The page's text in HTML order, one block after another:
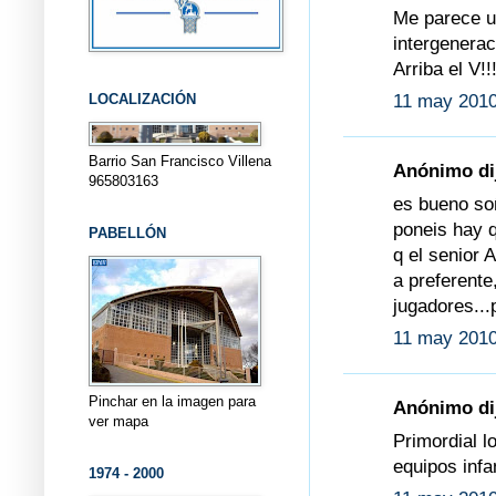
Me parece
Arriba el
11 may
Anónimo
es bueno
poneis hay
q el senior
a
11 may
Anónimo
Primordial
equipos
LOCALIZACIÓN
Barrio San Francisco Villena
965803163
PABELLÓN
Pinchar en la imagen para
ver mapa
1974 - 2000